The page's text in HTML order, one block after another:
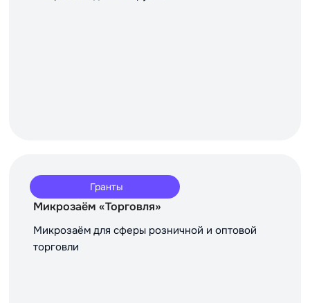
Гранты
Микрозаём «Торговля»
Микрозаём для сферы розничной и оптовой
торговли